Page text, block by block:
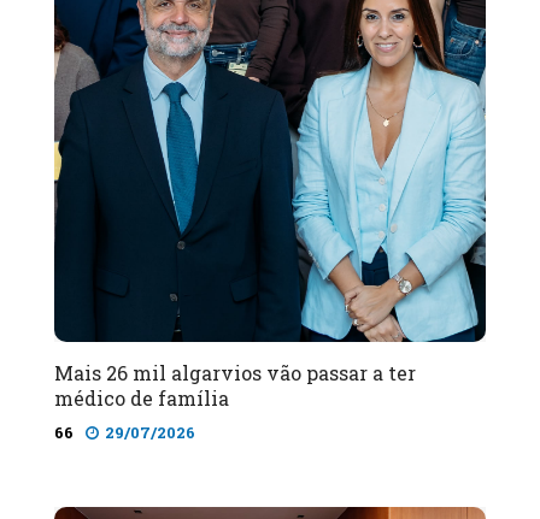
Mais 26 mil algarvios vão passar a ter
médico de família
66 29/07/2026